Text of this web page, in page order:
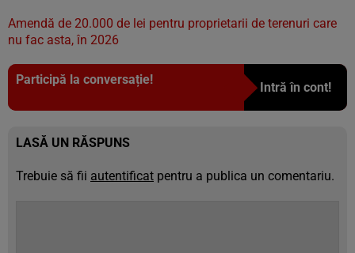
Amendă de 20.000 de lei pentru proprietarii de terenuri care
nu fac asta, în 2026
Participă la conversație!
Intră în cont!
LASĂ UN RĂSPUNS
Trebuie să fii autentificat pentru a publica un comentariu.